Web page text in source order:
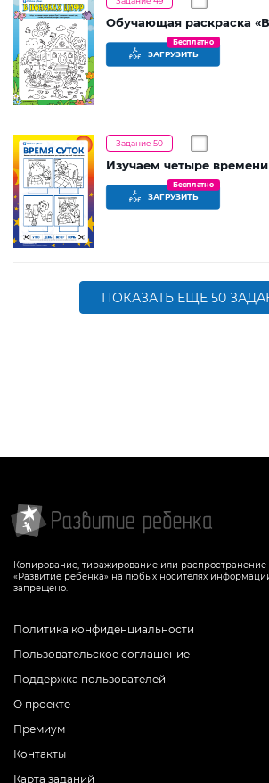
Обучающая раскраска
ЗАГРУЗИТЬ
Бесплатно
Задание 50
Изучаем четыре
ЗАГРУЗИТЬ
Бесплатно
ПОКАЗАТЬ ЕЩЕ 50
Копирование, тиражирование или
«Развитие ребенка» на любых носителях
запрещено.
Политика конфиденциальности
Пользовательское соглашение
Поддержка пользователей
О проекте
Премиум
Контакты
Карта заданий